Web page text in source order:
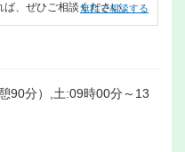
、ぜひご相談ください。
無料で相談する
90分）,土:09時00分～13